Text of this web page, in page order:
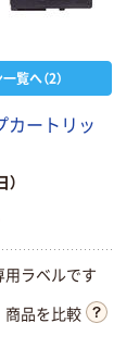
覧へ（2）
ートリッ
）
用ラベルです
商品を比較